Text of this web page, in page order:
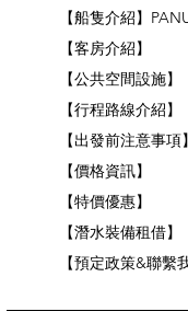
【船隻介紹】
【客房介紹】
【公共空間設施】
【行程路線介紹】
【出發前注意事項
【價格資訊】
【特價優惠】
【潛水裝備租借】
【預定政策&聯繫